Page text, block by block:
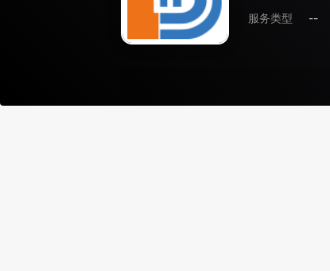
服务类型
--